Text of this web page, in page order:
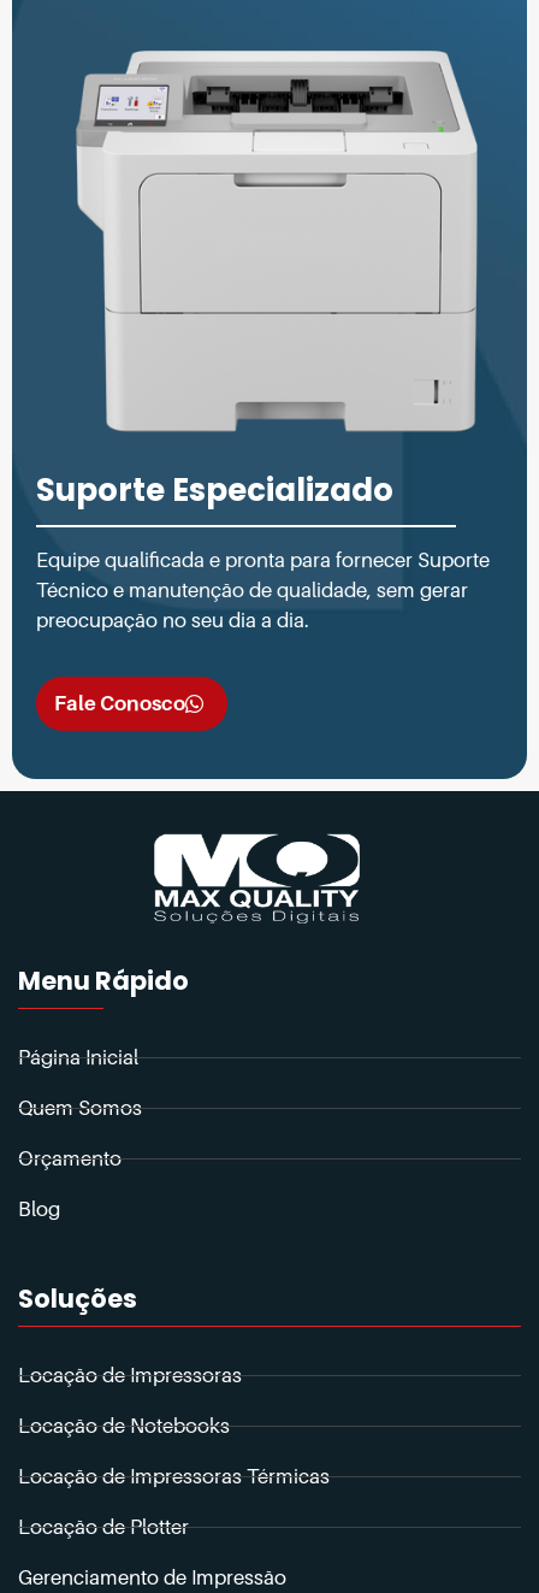
Suporte Especializado
Equipe qualificada e pronta para fornecer Suporte
Técnico e manutenção de qualidade, sem gerar
preocupação no seu dia a dia.
Fale Conosco
Menu Rápido
Página Inicial
Quem Somos
Orçamento
Blog
Soluções
Locação de Impressoras
Locação de Notebooks
Locação de Impressoras Térmicas
Locação de Plotter
Gerenciamento de Impressão